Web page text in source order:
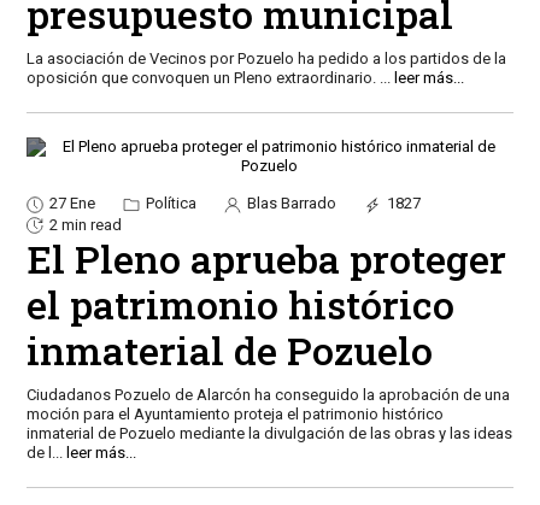
presupuesto municipal
La asociación de Vecinos por Pozuelo ha pedido a los partidos de la
oposición que convoquen un Pleno extraordinario.
leer más...
27 Ene Política Blas Barrado
1827
2 min read
El Pleno aprueba proteger
el patrimonio histórico
inmaterial de Pozuelo
Ciudadanos Pozuelo de Alarcón ha conseguido la aprobación de una
moción para el Ayuntamiento proteja el patrimonio histórico
inmaterial de Pozuelo mediante la divulgación de las obras y las ideas
de l ... leer más...